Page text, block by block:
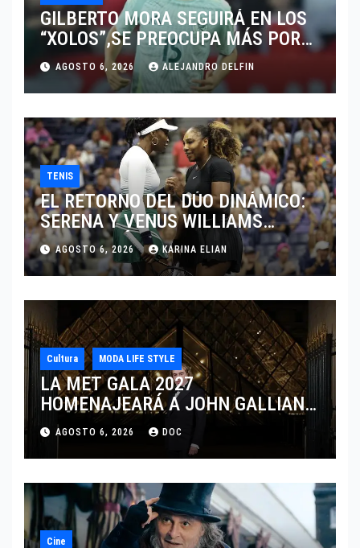
GILBERTO MORA SEGUIRÁ EN LOS
“XOLOS”,SE PREOCUPA MÁS POR
JUGAR EN SU EQUIPO.
AGOSTO 6, 2026 ALEJANDRO DELFIN
TENIS
EL RETORNO DEL DÚO DINÁMICO:
SERENA Y VENUS WILLIAMS
DISPUTARÁN LOS DOBLES EN
CINCINNATI 2026
AGOSTO 6, 2026 KARINA ELIAN
Cultura MODA LIFE STYLE
LA MET GALA 2027
HOMENAJEARÁ A JOHN GALLIANO
MARCANDO EL REGRESO DEL REY
DEL DRAMATISMO
AGOSTO 6, 2026 DOC
Cine